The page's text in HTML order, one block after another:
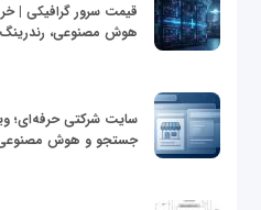
هوش مصنوعی، رندرینگ
سایت شرکتی حرفه‌ای؛
جستجو و هوش